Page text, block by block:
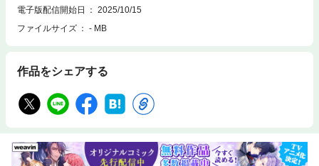
電子版配信開始日
2025/10/15
ファイルサイズ
- MB
作品をシェアする